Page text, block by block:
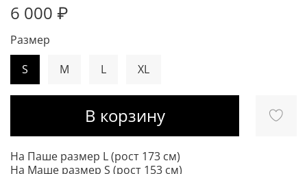
6 000 ₽
В корзину
Размер
S
M L XL
На Паше размер L (рост 173 см)
На Маше размер S (рост 153 см)